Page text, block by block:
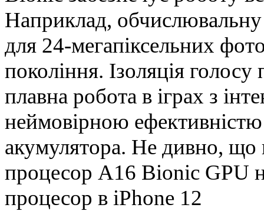
Наприклад,
для 24-мегапіксельних
покоління. Ізоляція голосу
плавна робота в іграх з
неймовірною
акумулятора. Не дивно, що
процесор A16 Bionic GPU
процесор в iPhone 12